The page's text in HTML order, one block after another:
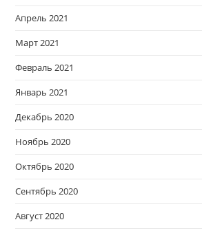
Апрель 2021
Март 2021
Февраль 2021
Январь 2021
Декабрь 2020
Ноябрь 2020
Октябрь 2020
Сентябрь 2020
Август 2020